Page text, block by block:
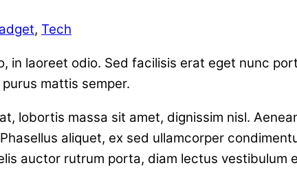
, Tech
in laoreet odio. Sed facilisis erat eget nunc
mattis semper.
lobortis massa sit amet, dignissim nisl.
aliquet, ex sed ullamcorper
auctor rutrum porta, diam lectus vestibulum